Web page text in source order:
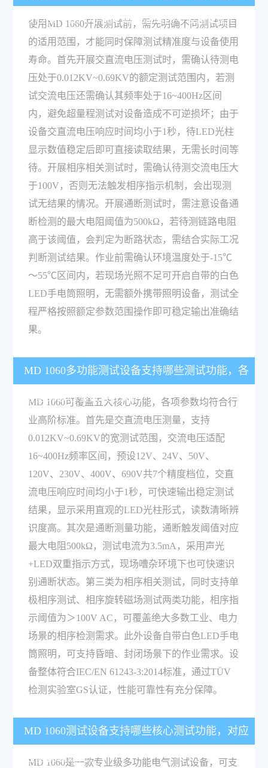
核心操作要点可保障测试准确性与设备安全？
使用MD 1060开展测试前，需先明确不同测试项目
的适用范围，才能同时保障测试精准度与设备使用
寿命。首先开展交直流电压测试时，需确认待测电
压处于0.012KV~0.69KV的额定测试范围内，若测
试交流电压还需确认其频率处于16~400Hz区间
内，避免超量程测试对设备造成不可逆损坏；由于
设备交直流电压响应时间均小于1秒，待LED光柱
显示数值稳定后即可直接读取结果，无需长时间等
待。开展相序相关测试时，需确认待测交流电压大
于100V，否则无法触发相序指示机制，会出现测
试无结果的情况。开展通断测试时，需注意设备通
断检测的最大电阻阈值为500kΩ，若待测链路电阻
高于该阈值，会判定为断路状态，需结合实际工况
判断测试结果。作业前需确认环境温度处于-15℃
～55℃区间内，若现场光照不足可开启自带的白色
LED手电筒照明，无需额外携带照明设备，测试全
程严格按照额定参数范围操作即可稳定输出准确结
果。
MD 1060多功能测试设备支持哪些测试功能，各
功能的核心参数表现如何？
MD 1060可覆盖五大核心功能，各项参数均符合行
业高阶标准。首先是交直流电压测量，支持
0.012KV~0.69KV的宽测试范围，交流电压适配
16~400Hz频率区间，预设12V、24V、50V、
120V、230V、400V、690V共7个精度档位，交直
流电压响应时间均小于1秒，可快速输出稳定测试
结果，显示采用直观的LED光柱形式，读数清晰辨
识度高。其次是通断测量功能，通断触发阈值对应
最大电阻500kΩ，测试电流为3.5mA，采用声光
+LED双重指示方式，现场嘈杂环境下也可快速识
别通断状态。第三类为相序相关测试，同时支持单
极相序测试、相序旋转磁场测试两类功能，相序指
示阈值为＞100V AC，可覆盖绝大多数工业、电力
场景的相序检测需求。此外设备自带白色LED手电
筒照明，可支持昏暗、封闭场景下的作业需求。设
备整体符合IEC/EN 61243-3:2014标准，通过TÜV
检测实验室GS认证，性能可靠性有充分保障。
MD 1060测试设备支持哪些核心测试功能，对应
性能表现如何？
MD 1060是一款专业级多功能电气测试设备，可支